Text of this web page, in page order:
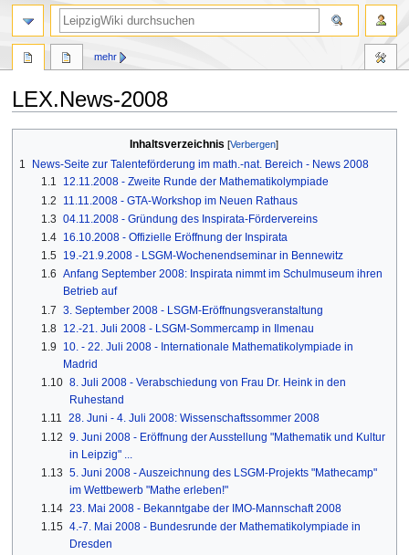
LEX.News-2008
springen
springen
Inhaltsverzeichnis
1
News-Seite zur Talenteförderung im math.-nat. Bereich - News 2008
1.1
12.11.2008 - Zweite Runde der Mathematikolympiade
1.2
11.11.2008 - GTA-Workshop im Neuen Rathaus
1.3 04.11.2008 - Gründung des Inspirata-Fördervereins
1.4 16.10.2008 - Offizielle Eröffnung der Inspirata
1.5 19.-21.9.2008 - LSGM-Wochenendseminar in Bennewitz
1.6 Anfang September 2008: Inspirata nimmt im Schulmuseum ihren
Betrieb auf
1.7 3. September 2008 - LSGM-Eröffnungsveranstaltung
1.8 12.-21. Juli 2008 - LSGM-Sommercamp in Ilmenau
1.9
10. - 22. Juli 2008 - Internationale Mathematikolympiade in
Madrid
1.10 8. Juli 2008 - Verabschiedung von Frau Dr. Heink in den
Ruhestand
1.11 28. Juni - 4. Juli 2008: Wissenschaftssommer 2008
1.12 9. Juni 2008 - Eröffnung der Ausstellung "Mathematik und Kultur
in Leipzig" ...
1.13 5. Juni 2008 - Auszeichnung des LSGM-Projekts "Mathecamp"
im Wettbewerb "Mathe erleben!"
1.14 23. Mai 2008 - Bekanntgabe der IMO-Mannschaft 2008
1.15 4.-7. Mai 2008 - Bundesrunde der Mathematikolympiade in
Dresden
mehr